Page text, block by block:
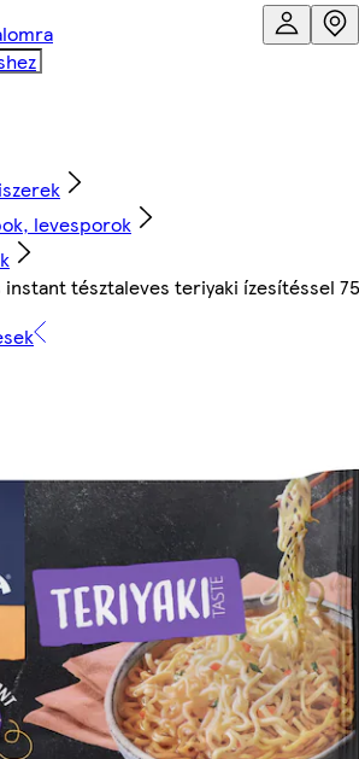
levesporok
instant tésztaleves teriyaki ízesítéssel